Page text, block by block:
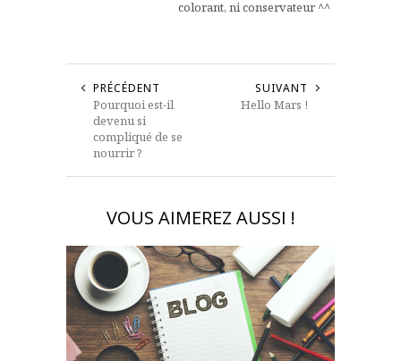
colorant, ni conservateur ^^
PRÉCÉDENT
Pourquoi est-il
devenu si
compliqué de se
nourrir ?
SUIVANT
Hello Mars !
VOUS AIMEREZ AUSSI !